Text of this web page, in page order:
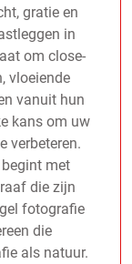
gratie en
in
om close-
vloeiende
vanuit hun
kans om uw
verbeteren.
met
die zijn
fotografie
die
als natuur.